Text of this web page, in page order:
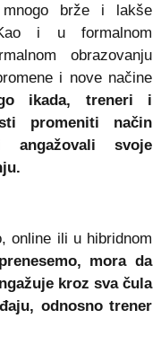
brže i lakše
i u formalnom
obrazovanju
i nove načine
ikada, treneri i
promeniti način
angažovali svoje
online ili u hibridnom
mora da
kroz sva čula
odnosno trener